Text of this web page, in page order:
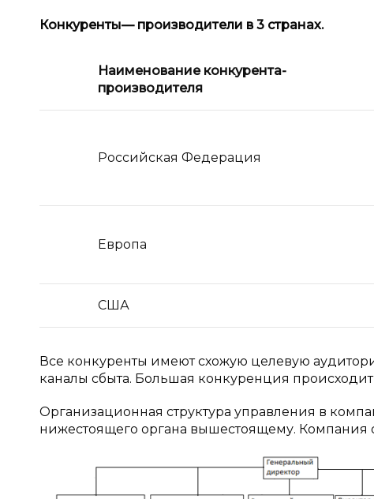
Конкуренты— производители в 3 странах.
Наименование конкурента-
производителя
Российская Федерация
Европа
США
Все конкуренты имеют схожую целевую
каналы сбыта. Большая конкуренция
Организационная структура управления в
нижестоящего органа вышестоящему. Компания